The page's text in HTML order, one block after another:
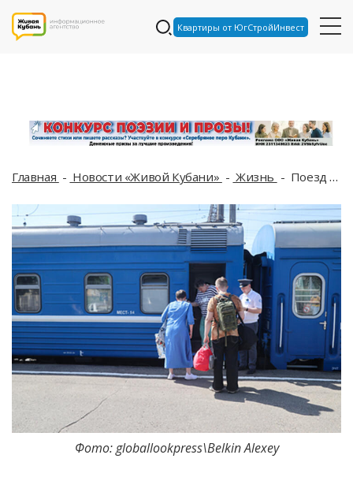
Квартиры от ЮгСтройИнвест
Главная Новости «Живой Кубани» Жизнь Поезд Адлер-Калининград не будет ходить через Курскую область до февраля следующего года
Фото: globallookpress\Belkin Alexey